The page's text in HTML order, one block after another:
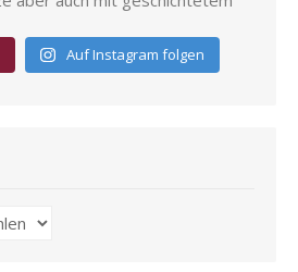
Auf Instagram folgen